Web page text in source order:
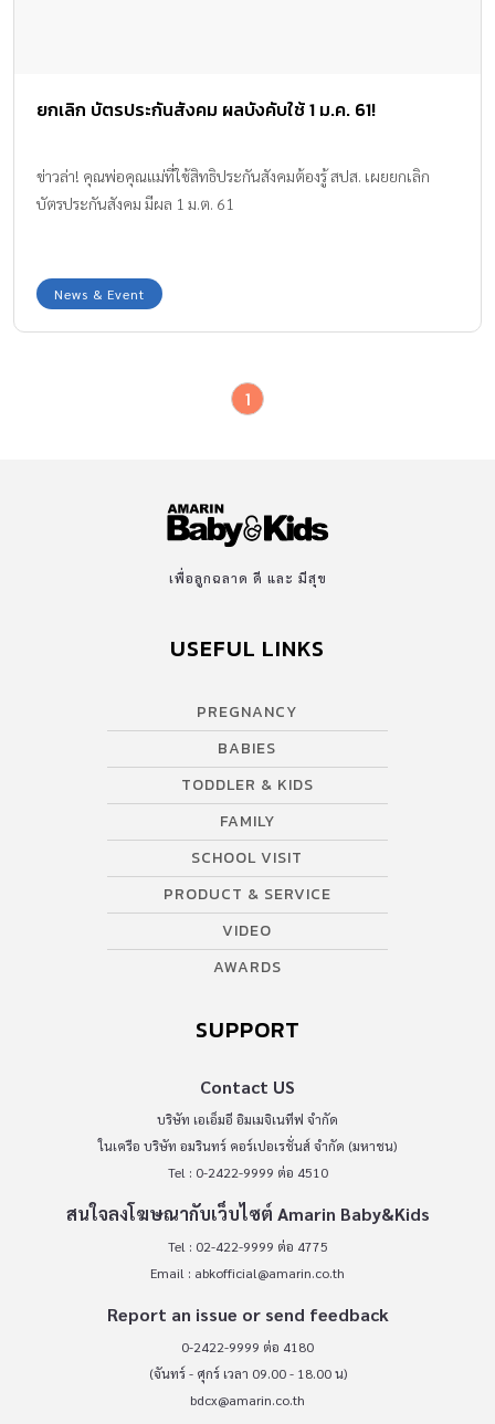
ยกเลิก บัตรประกันสังคม ผลบังคับใช้ 1 ม.ค. 61!
ข่าวล่า! คุณพ่อคุณแม่ที่ใช้สิทธิประกันสังคมต้องรู้ สปส. เผยยกเลิก
บัตรประกันสังคม มีผล 1 ม.ต. 61
News & Event
1
เพื่อลูกฉลาด ดี และ มีสุข
USEFUL LINKS
PREGNANCY
BABIES
TODDLER & KIDS
FAMILY
SCHOOL VISIT
PRODUCT & SERVICE
VIDEO
AWARDS
SUPPORT
Contact US
บริษัท เอเอ็มอี อิมเมจิเนทีฟ จำกัด
ในเครือ บริษัท อมรินทร์ คอร์เปอเรชั่นส์ จำกัด (มหาชน)
Tel : 0-2422-9999 ต่อ 4510
สนใจลงโฆษณากับเว็บไซต์ Amarin Baby&Kids
Tel : 02-422-9999 ต่อ 4775
Email : abkofficial@amarin.co.th
Report an issue or send feedback
0-2422-9999 ต่อ 4180
(จันทร์ - ศุกร์ เวลา 09.00 - 18.00 น)
bdcx@amarin.co.th